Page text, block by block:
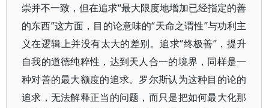
崇并不一致，但在追求“最大限度地增加已经指定的善
的东西”这方面，目的论意味的“天命之谓性”与功利主
义在逻辑上并没有太大的差别。追求“终极善”，提升
自我的道德纯粹性，达到天人合一的境界，同样是一
种对善的最大额度的追求。罗尔斯认为这种目的论的
追求，无法解释正当的问题，而只是把如何最大化那